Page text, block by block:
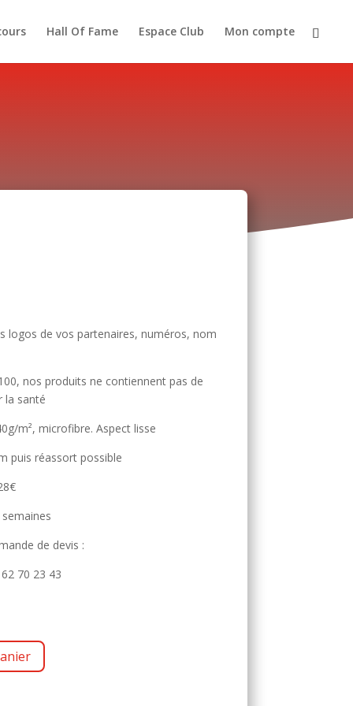
Hall Of Fame Espace Club Mon compte
logos de vos partenaires, numéros, nom
nos produits ne contiennent pas de
la santé
m², microfibre. Aspect lisse
puis réassort possible
de devis :
70 23 43